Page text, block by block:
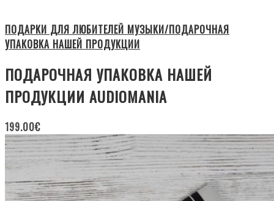
ПОДАРКИ ДЛЯ ЛЮБИТЕЛЕЙ МУЗЫКИ/ПОДАРОЧНАЯ
УПАКОВКА НАШЕЙ ПРОДУКЦИИ
ПОДАРОЧНАЯ УПАКОВКА НАШЕЙ
ПРОДУКЦИИ AUDIOMANIA
199.00€